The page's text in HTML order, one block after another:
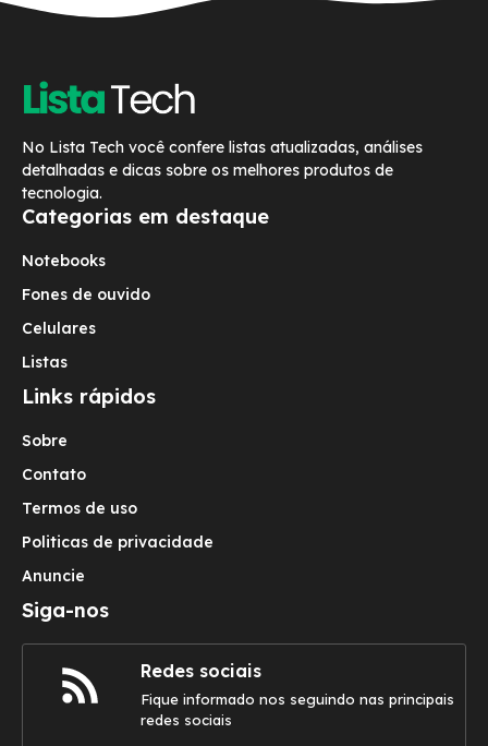
No Lista Tech você confere listas atualizadas, análises
detalhadas e dicas sobre os melhores produtos de
tecnologia.
Categorias em destaque
Notebooks
Fones de ouvido
Celulares
Listas
Links rápidos
Sobre
Contato
Termos de uso
Politicas de privacidade
Anuncie
Siga-nos
Redes sociais
Fique informado nos seguindo nas principais
redes sociais